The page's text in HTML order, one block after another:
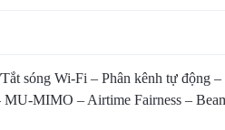
sóng Wi-Fi – Phân kênh tự động
MIMO – Airtime Fairness –